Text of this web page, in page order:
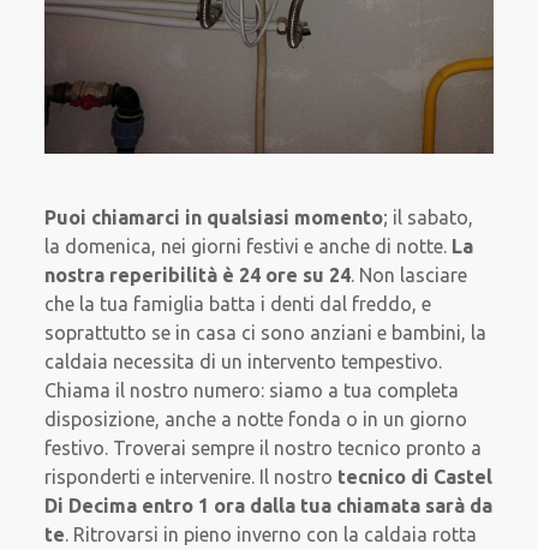
Puoi chiamarci in qualsiasi momento; il sabato,
la domenica, nei giorni festivi e anche di notte. La
nostra reperibilità è 24 ore su 24. Non lasciare
che la tua famiglia batta i denti dal freddo, e
soprattutto se in casa ci sono anziani e bambini, la
caldaia necessita di un intervento tempestivo.
Chiama il nostro numero: siamo a tua completa
disposizione, anche a notte fonda o in un giorno
festivo. Troverai sempre il nostro tecnico pronto a
risponderti e intervenire. Il nostro tecnico di Castel
Di Decima entro 1 ora dalla tua chiamata sarà da
te. Ritrovarsi in pieno inverno con la caldaia rotta